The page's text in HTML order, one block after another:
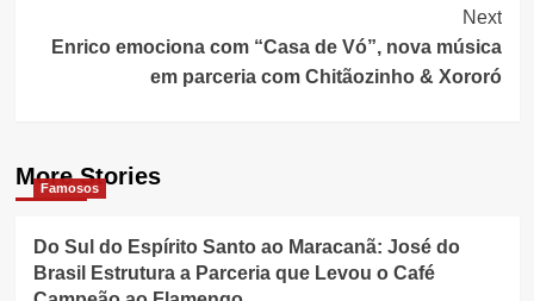
Next
Enrico emociona com “Casa de Vó”, nova música
em parceria com Chitãozinho & Xororó
More Stories
Famosos
Do Sul do Espírito Santo ao Maracanã: José do
Brasil Estrutura a Parceria que Levou o Café